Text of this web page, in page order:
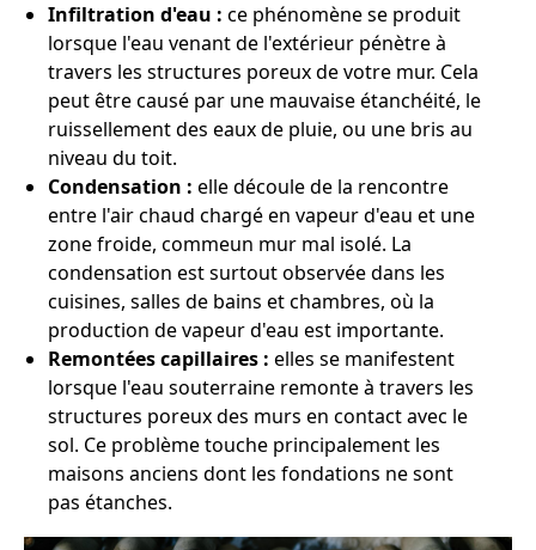
Infiltration d'eau : ce phénomène se produit
lorsque l'eau venant de l'extérieur pénètre à
travers les structures poreux de votre mur. Cela
peut être causé par une mauvaise étanchéité, le
ruissellement des eaux de pluie, ou une bris au
niveau du toit.
Condensation : elle découle de la rencontre
entre l'air chaud chargé en vapeur d'eau et une
zone froide, commeun mur mal isolé. La
condensation est surtout observée dans les
cuisines, salles de bains et chambres, où la
production de vapeur d'eau est importante.
Remontées capillaires : elles se manifestent
lorsque l'eau souterraine remonte à travers les
structures poreux des murs en contact avec le
sol. Ce problème touche principalement les
maisons anciens dont les fondations ne sont
pas étanches.